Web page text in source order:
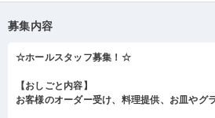
募集内容
☆ホールスタッフ募集！☆
【おしごと内容】
お客様のオーダー受け、料理提供、お皿やグ